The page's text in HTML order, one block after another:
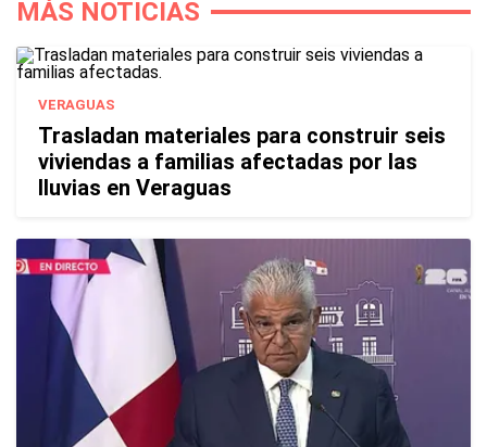
MÁS NOTICIAS
VERAGUAS
Trasladan materiales para construir seis
viviendas a familias afectadas por las
lluvias en Veraguas